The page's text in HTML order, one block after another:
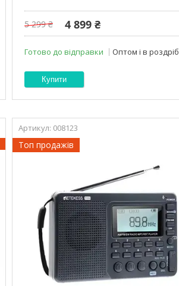
5 299 ₴ 4 899 ₴
Готово до відправки Оптом і в роздріб
Купити
008123
Топ продажів